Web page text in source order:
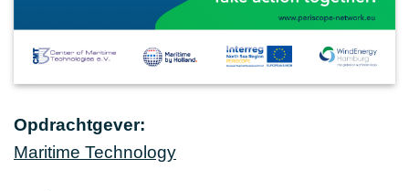
Opdrachtgever:
Maritime Technology